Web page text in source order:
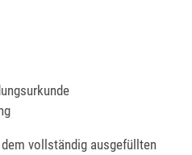
vollständig ausgefüllten